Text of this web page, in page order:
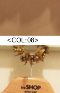
<COL:08>